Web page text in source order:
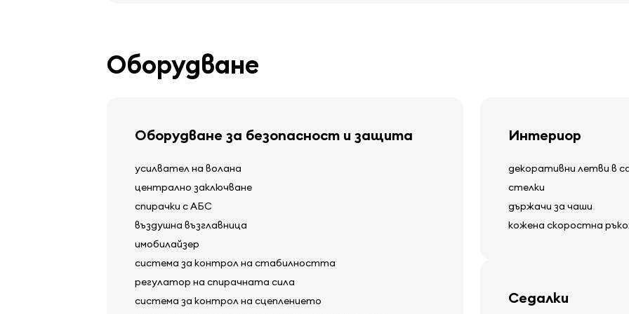
Оборудване
Оборудване за безопасност и защита
усилвател на волана
централно заключване
спирачки с АБС
въздушна възглавница
имобилайзер
система за контрол на стабилността
регулатор на спирачната сила
система за контрол на сцеплението
Интериор
декоративни летви в
стелки
държачи за чаши
кожена скоростна
Седалки